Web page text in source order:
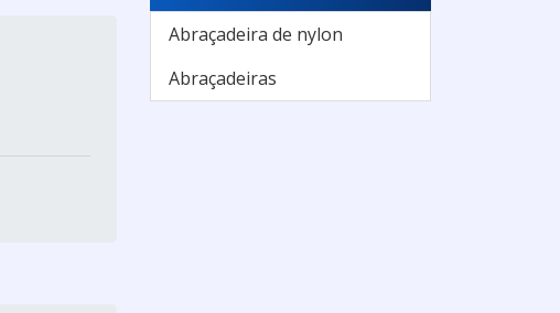
Abraçadeira de nylon
Abraçadeiras